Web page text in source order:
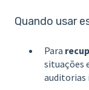
Quando usar
Para
situações
auditorias